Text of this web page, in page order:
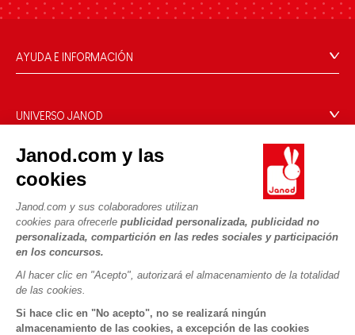
Janod.com y las
cookies
Janod.com y sus colaboradores utilizan
cookies para ofrecerle publicidad personalizada, publicidad no
personalizada, compartición en las redes sociales y participación
en los concursos.
Al hacer clic en "Acepto", autorizará el almacenamiento de la totalidad
de las cookies.
Si hace clic en "No acepto", no se realizará ningún
almacenamiento de las cookies, a excepción de las cookies
AYUDA E INFORMACIÓN
Preguntas más frecuentes
Tiendas
Retirada de productos
Datos personales
Cookies
Condiciones de las ofertas
Condiciones de uso #YesJanod
UNIVERSO JANOD
¿Qué es FSC®?
NUESTROS SERVICIOS
Pago seguro
Métodos de envío
Vídeos
Reglas del juego y manuales
Piezas sueltas
Actividades infantiles para descargar
PROFESIONAL
SÍGUENOS